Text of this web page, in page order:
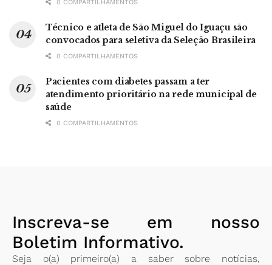
0 COMPARTILHAMENTOS
Técnico e atleta de São Miguel do Iguaçu são
convocados para seletiva da Seleção Brasileira
0 COMPARTILHAMENTOS
Pacientes com diabetes passam a ter
atendimento prioritário na rede municipal de
saúde
0 COMPARTILHAMENTOS
Inscreva-se em nosso
Boletim Informativo.
Seja o(a) primeiro(a) a saber sobre notícias,